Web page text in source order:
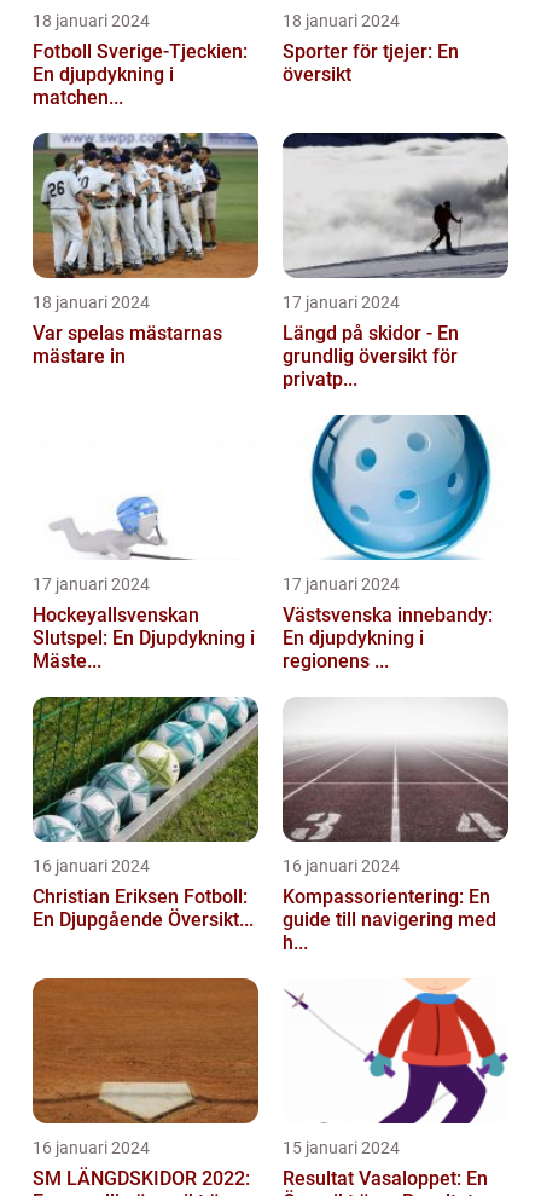
18 januari 2024
Fotboll Sverige-Tjeckien:
En djupdykning i
matchen...
18 januari 2024
Sporter för tjejer: En
översikt
18 januari 2024
Var spelas mästarnas
mästare in
17 januari 2024
Längd på skidor - En
grundlig översikt för
privatp...
17 januari 2024
Hockeyallsvenskan
Slutspel: En Djupdykning i
Mäste...
17 januari 2024
Västsvenska innebandy:
En djupdykning i
regionens ...
16 januari 2024
Christian Eriksen Fotboll:
En Djupgående Översikt...
16 januari 2024
Kompassorientering: En
guide till navigering med
h...
16 januari 2024
SM LÄNGDSKIDOR 2022:
15 januari 2024
Resultat Vasaloppet: En